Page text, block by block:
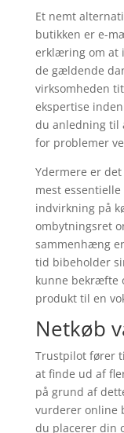
Et nemt
butikken er e-
erklæring om at
de gældende
virksomheden
ekspertise
du anledning til
for problemer
Ydermere er
mest
indvirkning på
ombytningsret
sammenhæng
tid bibeholder
kunne bekræfte
produkt til en
Netkøb
Trustpilot fører
at finde ud af
på grund af
vurderer online
du placerer din